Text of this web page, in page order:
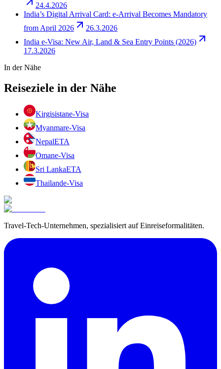
24.4.2026
India’s Digital Arrival Card: e-Arrival Becomes Mandatory
from April 2026
26.3.2026
India e-Visa: New Air, Land & Sea Entry Points (2026)
17.3.2026
In der Nähe
Reiseziele in der Nähe
Kirgisistane-Visa
Myanmare-Visa
NepalETA
Omane-Visa
Sri LankaETA
Thailande-Visa
Travel-Tech-Unternehmen, spezialisiert auf Einreiseformalitäten.